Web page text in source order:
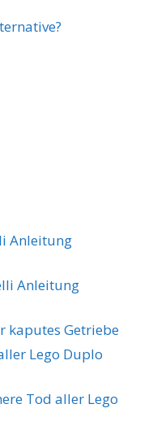
Anleitung
Anleitung
kaputes Getriebe
Lego Duplo
Tod aller Lego